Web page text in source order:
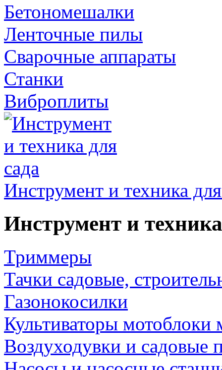
Бетономешалки
Ленточные пилы
Сварочные аппараты
Станки
Виброплиты
Инструмент и техника
Инструмент и
Триммеры
Тачки садовые,
Газонокосилки
Культиваторы мотоблоки
Воздуходувки и садовые